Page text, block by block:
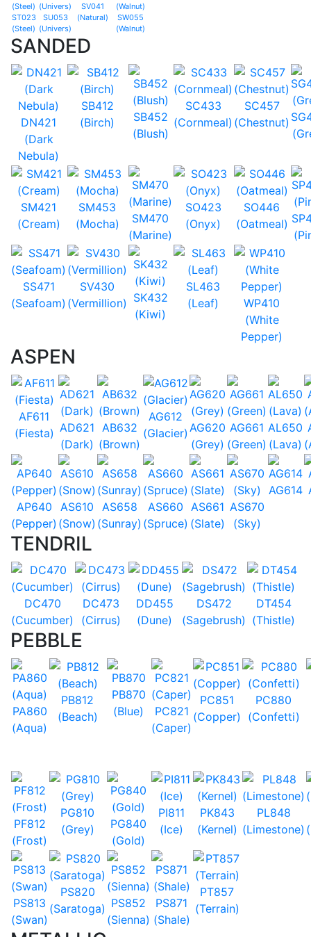
ST023
(Steel)
SU053
(Univers)
SV041
(Natural)
SW055
(Walnut)
SANDED
DN421
(Dark
Nebula)
SB412
(Birch)
SB452
(Blush)
SC433
(Cornmeal)
SC457
(Chestnut)
SM421
(Cream)
SM453
(Mocha)
SM470
(Marine)
SO423
(Onyx)
SO446
(Oatmeal)
SS471
(Seafoam)
SV430
(Vermillion) SK432
(Kiwi)
SL463
(Leaf)
WP410
(White
Pepper)
ASPEN
AF611
(Fiesta) AD621
(Dark)
AB632
(Brown)
AG612
(Glacier) AG620
(Grey)
AG661
(Green)
AL650
(Lava)
AP640
(Pepper)
AS610
(Snow)
AS658
(Sunray)
AS660
(Spruce)
AS661
(Slate)
AS670
(Sky)
AG614
TENDRIL
DC470
(Cucumber)
DC473
(Cirrus)
DD455
(Dune)
DS472
(Sagebrush)
DT454
(Thistle)
PEBBLE
PA860
(Aqua)
PB812
(Beach)
PB870
(Blue)
PC821
(Caper)
PC851
(Copper)
PC880
(Confetti)
PF812
(Frost)
PG810
(Grey)
PG840
(Gold)
PI811
(Ice)
PK843
(Kernel)
PL848
(Limestone)
PS813
(Swan)
PS820
(Saratoga) PS852
(Sienna)
PS871
(Shale)
PT857
(Terrain)